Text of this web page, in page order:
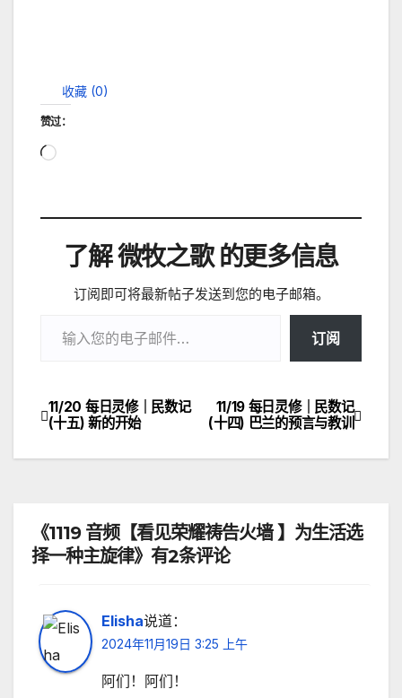
收藏 (0)
赞过：
正
载…
了解 微牧之歌 的更多信息
订阅即可将最新帖子发送到您的电子邮箱。
订阅
文
章
航
11/19 每日灵修｜民数记
(十四) 巴兰的预言与教训
11/20 每日灵修｜民数记
(十五) 新的开始
《1119 音频【看见荣耀祷告火墙 】为生活选
择一种主旋律》有2条评论
Elisha说道：
2024年11月19日 3:25 上午
阿们！阿们！